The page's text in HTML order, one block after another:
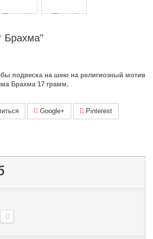
Брахма"
подвеска на шею на религиозный мотив
Брахма 17 грамм.
Google+ Pinterest